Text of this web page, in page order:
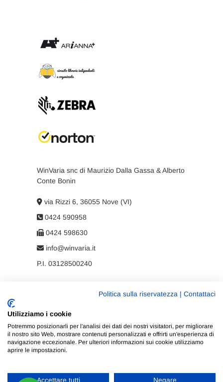
WinVaria snc di Maurizio Dalla Gassa & Alberto
Conte Bonin
via Rizzi 6, 36055 Nove (VI)
0424 590958
0424 598630
info@winvaria.it
P.I. 03128500240
Privacy policy
Politica sulla riservatezza Contattaci
Utilizziamo i cookie
Potremmo posizionarli per l'analisi dei dati dei nostri visitatori, per migliorare
il nostro sito Web, mostrare contenuti personalizzati e offrirti un'esperienza di
navigazione eccezionale. Per ulteriori informazioni sui cookie utilizziamo
aprire le impostazioni.
Accettare tutti Negare